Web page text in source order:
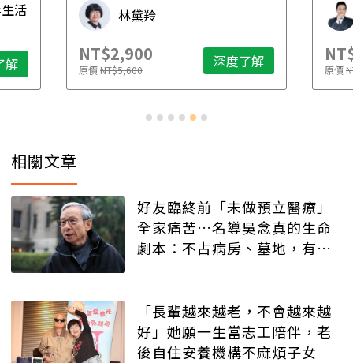
活
解
林黛羚
NT$2,900
原價NT$5,600 深度了解 原價
相關文章
好友臨終前「未做預立醫療」
全家痛苦…名導吳念真的生命
劇本：不占病房、墓地，有人
「長輩越來越老，不會越來越
好」她願一生當志工陪伴，老
後自住安養機構不麻煩子女